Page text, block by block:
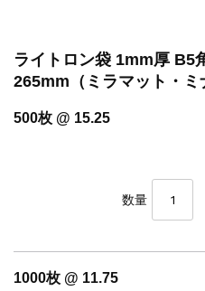
ライトロン袋 1mm厚 B5
265mm（ミラマット・ミ
500枚 @ 15.25
数量
1000枚 @ 11.75